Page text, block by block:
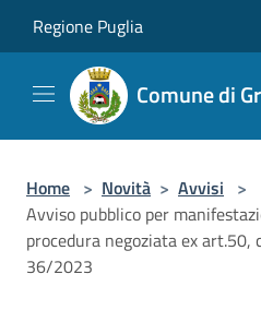
Regione Puglia
Comune di
Home > Novità > Avvisi >
Avviso pubblico per
procedura negoziata ex art.50,
36/2023